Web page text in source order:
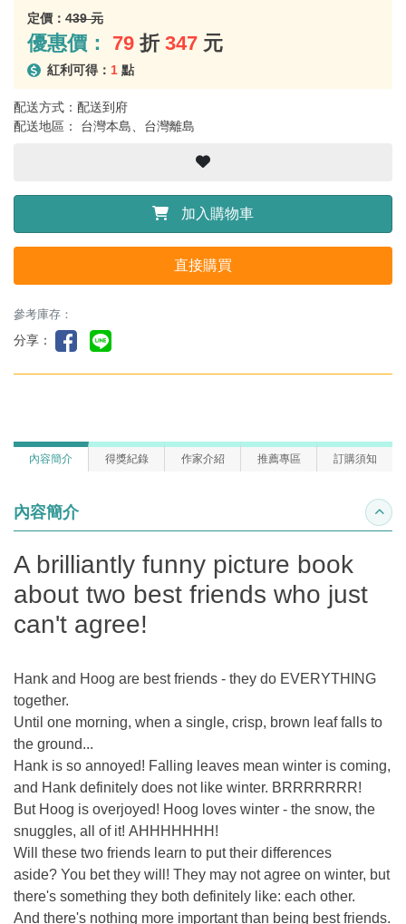
定價： 439 元
優惠價： 79 折 347 元
紅利可得： 1 點
配送方式：配送到府
配送地區： 台灣本島、台灣離島
加入購物車
直接購買
參考庫存：
分享：
內容簡介 得獎紀錄 作家介紹 推薦專區 訂購須知
內容簡介 收合
A brilliantly funny picture book
about two best friends who just
can't agree!
Hank and Hoog are best friends - they do EVERYTHING
together.
Until one morning, when a single, crisp, brown leaf falls to
the ground...
Hank is so annoyed! Falling leaves mean winter is coming,
and Hank definitely does not like winter. BRRRRRRR!
But Hoog is overjoyed! Hoog loves winter - the snow, the
snuggles, all of it! AHHHHHHH!
Will these two friends learn to put their differences
aside? You bet they will! They may not agree on winter, but
there's something they both definitely like: each other.
And there's nothing more important than being best friends.